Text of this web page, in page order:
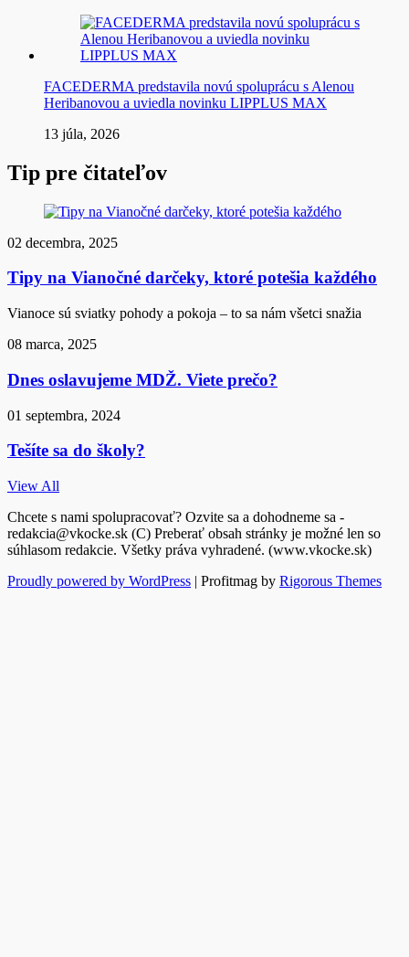
FACEDERMA predstavila novú spoluprácu s Alenou
Heribanovou a uviedla novinku LIPPLUS MAX
13 júla, 2026
Tip pre čitateľov
02 decembra, 2025
Tipy na Vianočné darčeky, ktoré potešia každého
Vianoce sú sviatky pohody a pokoja – to sa nám všetci snažia
08 marca, 2025
Dnes oslavujeme MDŽ. Viete prečo?
01 septembra, 2024
Tešíte sa do školy?
View All
Chcete s nami spolupracovať? Ozvite sa a dohodneme sa -
redakcia@vkocke.sk (C) Preberať obsah stránky je možné len so
súhlasom redakcie. Všetky práva vyhradené. (www.vkocke.sk)
Proudly powered by WordPress | Profitmag by Rigorous Themes